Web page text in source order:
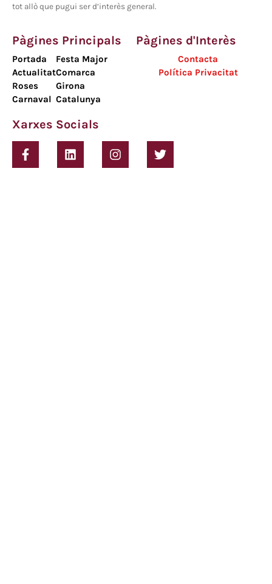
tot allò que pugui ser d’interès general.
Pàgines Principals
Portada
Actualitat
Roses
Carnaval
Festa Major
Comarca
Girona
Catalunya
Pàgines d'Interès
Contacta
Política Privacitat
Xarxes Socials